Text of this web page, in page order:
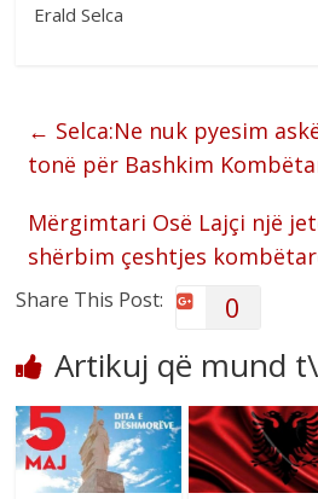
Erald Selca
← Selca:Ne nuk pyesim
tonë për Bashkim
Mërgimtari Osë Lajçi një
shërbim çeshtjes
Share This Post: 0
Artikuj që mund